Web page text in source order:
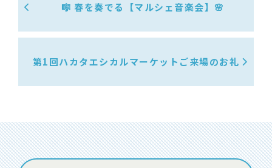
🎼 春を奏でる【マルシェ音楽会】🌸
第1回ハカタエシカルマーケットご来場のお礼